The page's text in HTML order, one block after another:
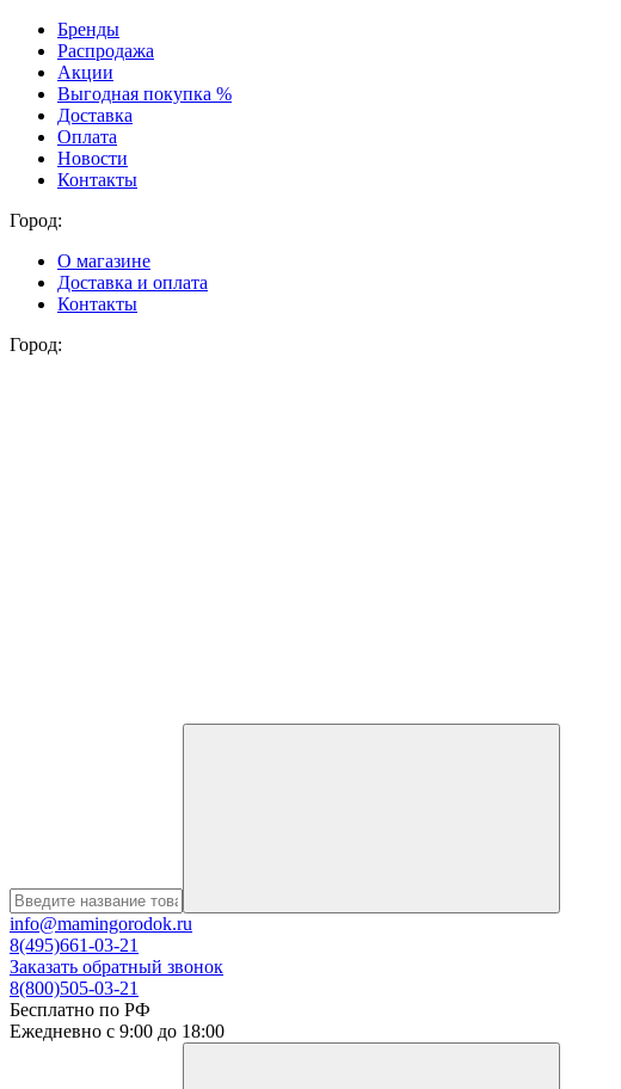
Бренды
Распродажа
Акции
Выгодная покупка %
Доставка
Оплата
Новости
Контакты
Город:
О магазине
Доставка и оплата
Контакты
Город:
info@mamingorodok.ru
8(495)661-03-21
Заказать обратный звонок
8(800)505-03-21
Бесплатно по РФ
Ежедневно с 9:00 до 18:00